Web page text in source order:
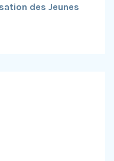
des Jeunes